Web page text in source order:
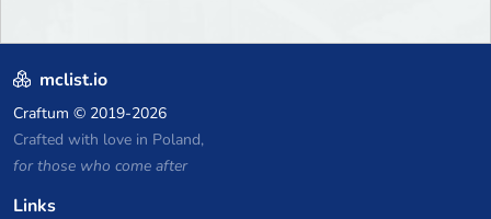
mclist.io
Craftum © 2019-2026
Crafted with love in Poland,
for those who come after
Links